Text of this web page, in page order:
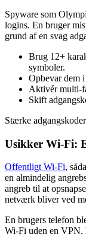
Spyware som
logins. En bruger
grund af en svag
Brug 12+
symboler.
Opbevar dem i
Aktivér multi-
Skift
Stærke
Usikker Wi-Fi:
Offentligt Wi-Fi,
en almindelig
angreb til at
netværk bliver ved
En brugers telefon
Wi-Fi uden en VPN.